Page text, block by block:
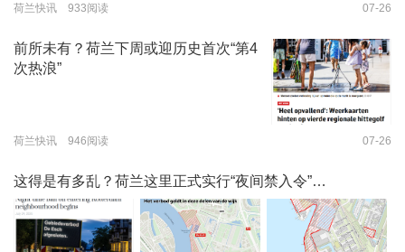
荷兰快讯 933阅读 07-26
前所未有？荷兰下周或迎历史首次“第4
次热浪”
荷兰快讯 946阅读 07-26
这得是有多乱？荷兰这里正式实行“夜间禁入令”…